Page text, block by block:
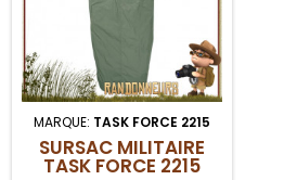
MARQUE: TASK FORCE 2215
SURSAC MILITAIRE
TASK FORCE 2215